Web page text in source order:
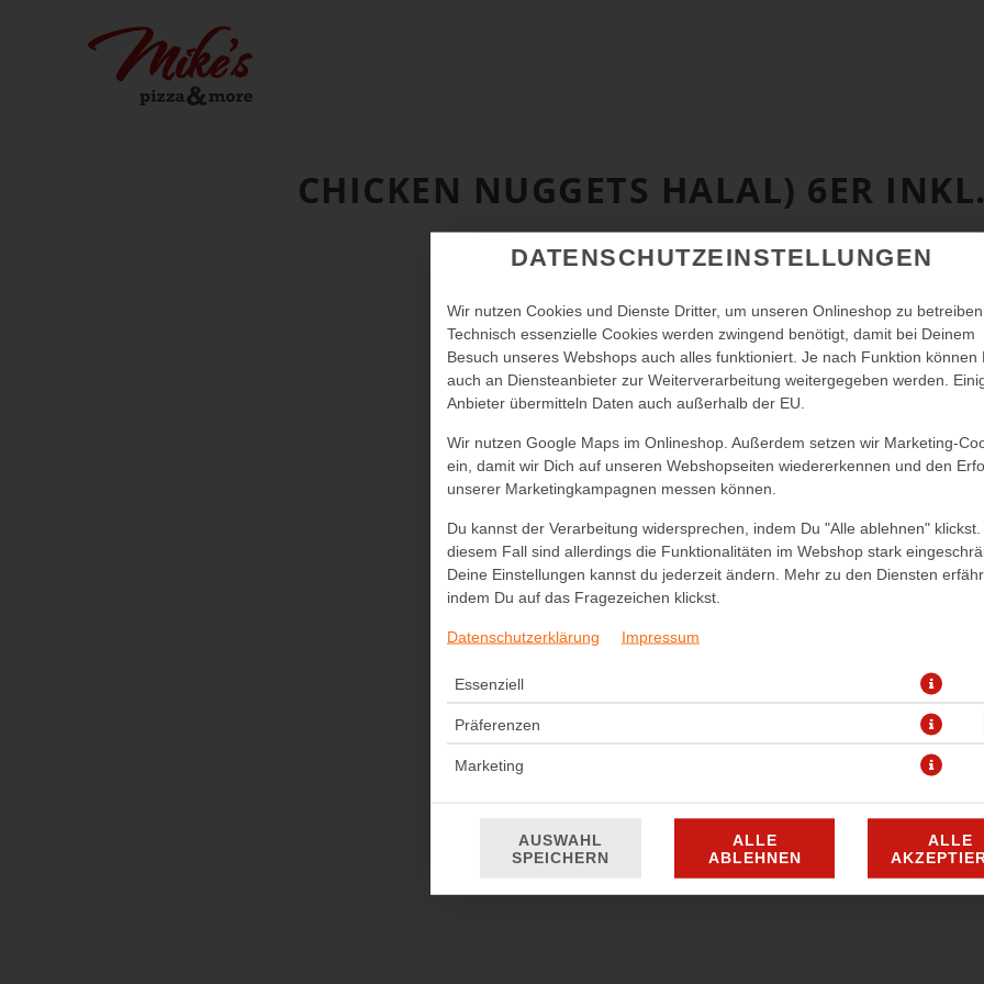
CHICKEN NUGGETS HALAL) 6ER
panierte Hähnchenstückchen aus dem Filet geschnitten mit Pommes
7,90 € *
* Die Preise können nach Auswahl des Stores variieren.
DATENSCHUTZEINSTELLUNGEN
Wir nutzen Cookies und Dienste Dritter, um unseren Onlineshop zu betreiben.
Technisch essenzielle Cookies werden zwingend benötigt, damit bei Deinem
Besuch unseres Webshops auch alles funktioniert. Je nach Funktion können
auch an Diensteanbieter zur Weiterverarbeitung weitergegeben werden.
Anbieter übermitteln Daten auch außerhalb der EU.
Wir nutzen Google Maps im Onlineshop. Außerdem setzen wir Marketing-
ein, damit wir Dich auf unseren Webshopseiten wiedererkennen und den
unserer Marketingkampagnen messen können.
Du kannst der Verarbeitung widersprechen, indem Du "Alle ablehnen" klickst.
diesem Fall sind allerdings die Funktionalitäten im Webshop stark
Deine Einstellungen kannst du jederzeit ändern. Mehr zu den Diensten
indem Du auf das Fragezeichen klickst.
Datenschutzerklärung Impressum
Essenziell
Präferenzen
Marketing
AUSWAHL
SPEICHERN
ALLE
ABLEHNEN
ALLE